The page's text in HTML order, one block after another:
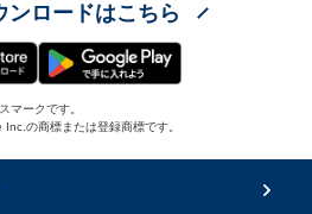
ンロードはこちら
ークです。
の商標または登録商標です。